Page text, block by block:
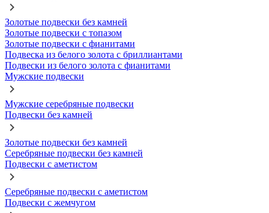
Золотые подвески без камней
Золотые подвески с топазом
Золотые подвески с фианитами
Подвеска из белого золота с бриллиантами
Подвески из белого золота с фианитами
Мужские подвески
Мужские серебряные подвески
Подвески без камней
Золотые подвески без камней
Серебряные подвески без камней
Подвески с аметистом
Серебряные подвески с аметистом
Подвески с жемчугом